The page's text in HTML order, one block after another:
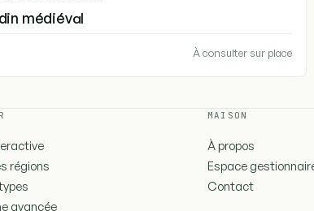
médiéval
À consulter sur place
régions
avancée
MAISON
À propos
Espace
Contact